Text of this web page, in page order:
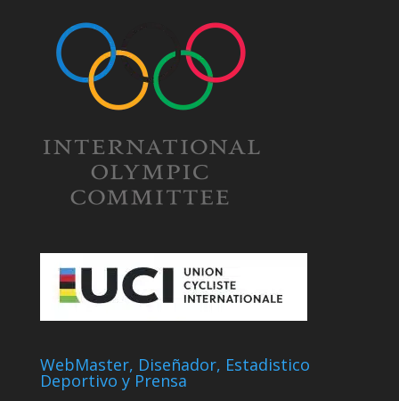
WebMaster, Diseñador, Estadistico
Deportivo y Prensa